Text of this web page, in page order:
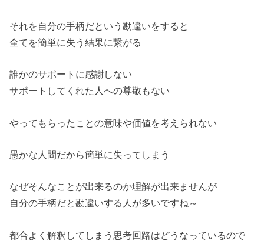
それを自分の手柄だという勘違いをすると
全てを簡単に失う結果に繋がる
誰かのサポートに感謝しない
サポートしてくれた人への尊敬もない
やってもらったことの意味や価値を考えられない
愚かな人間だから簡単に失ってしまう
なぜそんなことが出来るのか理解が出来ませんが
自分の手柄だと勘違いする人が多いですね～
都合よく解釈してしまう思考回路はどうなっているので